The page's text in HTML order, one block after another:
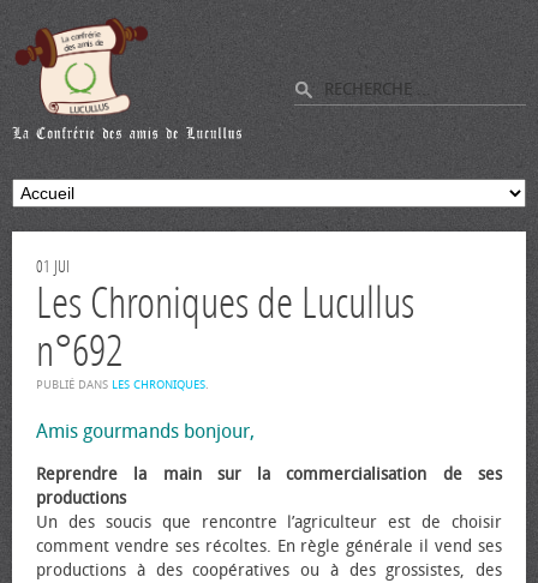
01 JUI
Les Chroniques de Lucullus
n°692
PUBLIÉ DANS LES CHRONIQUES.
Amis gourmands bonjour,
Reprendre la main sur la commercialisation de ses
productions
Un des soucis que rencontre l’agriculteur est de choisir
comment vendre ses récoltes. En règle générale il vend ses
productions à des coopératives ou à des grossistes, des